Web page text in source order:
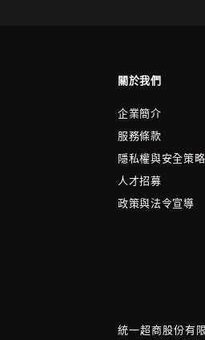
關於我們
企業簡介
服務條款
隱私權與安全策略
人才招募
政策與法令宣導
統一超商股份有